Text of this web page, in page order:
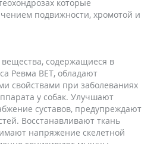
которые
подвижности, хромотой и
содержащиеся в
Ревма ВЕТ, обладают
свойствами при заболеваниях
у собак. Улучшают
суставов, предупреждают
Восстанавливают ткань
напряжение скелетной